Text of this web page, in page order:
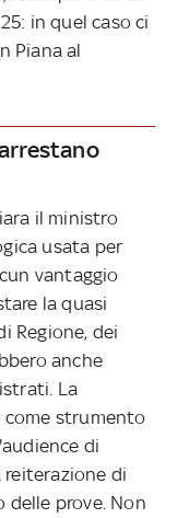
in quel caso ci
Piana al
il ministro
usata per
vantaggio
la quasi
Regione, dei
anche
La
come strumento
di
reiterazione di
delle prove. Non